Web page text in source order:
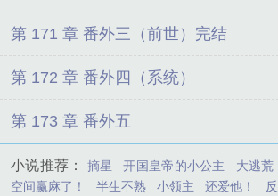
第 171 章 番外三（前世）完结
第 172 章 番外四（系统）
第 173 章 番外五
小说推荐： 摘星 开国皇帝的小公主
大逃荒
空间赢麻了！
半生不熟 小领主 还爱他！